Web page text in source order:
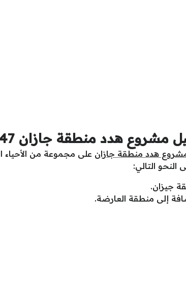
مشروع هدد منطقة جازان 1447
هدد منطقة جازان على مجموعة من
النحو التالي:
جيزان.
إلى منطقة العارضة.